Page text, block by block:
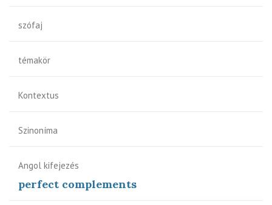
szófaj
témakör
Kontextus
Szinoníma
Angol kifejezés
perfect complements